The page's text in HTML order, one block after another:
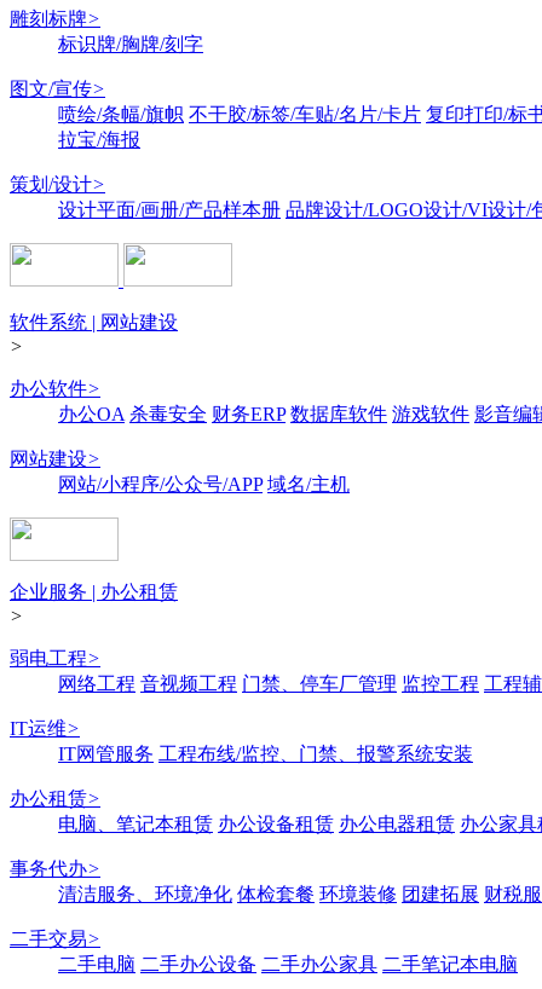
雕刻标牌>
标识牌/胸牌/刻字
图文/宣传>
喷绘/条幅/旗帜 不干胶/标签/车贴/名片/卡片 复印打印/标
拉宝/海报
策划/设计>
设计平面/画册/产品样本册 品牌设计/LOGO设计/VI设计/
软件系统 | 网站建设
>
办公软件>
办公OA 杀毒安全 财务ERP 数据库软件 游戏软件 影音编
网站建设>
网站/小程序/公众号/APP 域名/主机
企业服务 | 办公租赁
>
弱电工程>
网络工程 音视频工程 门禁、停车厂管理 监控工程 工程
IT运维>
IT网管服务 工程布线/监控、门禁、报警系统安装
办公租赁>
电脑、笔记本租赁 办公设备租赁 办公电器租赁 办公家具
事务代办>
清洁服务、环境净化 体检套餐 环境装修 团建拓展 财税
二手交易>
二手电脑 二手办公设备 二手办公家具 二手笔记本电脑